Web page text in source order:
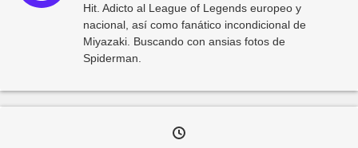
Hit. Adicto al League of Legends europeo y
nacional, así como fanático incondicional de
Miyazaki. Buscando con ansias fotos de
Spiderman.